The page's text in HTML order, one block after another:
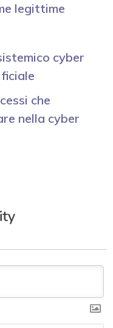
legittime
cyber
che
nella cyber